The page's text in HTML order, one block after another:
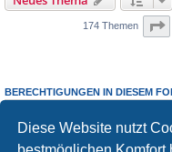
Diese Website nutzt
174 Themen
BERECHTIGUNGEN IN DIESEM
Du darfst
keine Antworten zu
Du darfst deine Beiträge in diesem
Du darfst deine Beiträge in diesem